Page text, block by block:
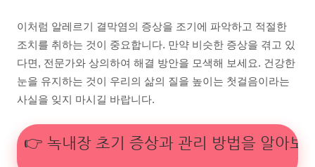
이처럼 알레르기 결막염의 증상을 조기에 파악하고 적절한
조치를 취하는 것이 중요합니다. 만약 비슷한 증상을 겪고 있
다면, 전문가와 상의하여 해결 방안을 모색해 보세요. 건강한
눈을 유지하는 것이 우리의 삶의 질을 높이는 첫걸음이라는
사실을 잊지 마시길 바랍니다.
👉 녹내장 초기 증상과 관리 방법을 알아보